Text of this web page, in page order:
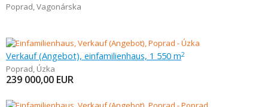
Poprad,Vagonárska
Verkauf (Angebot), einfamilienhaus, 1 550 m2
Poprad, Úzka
239 000,00 EUR